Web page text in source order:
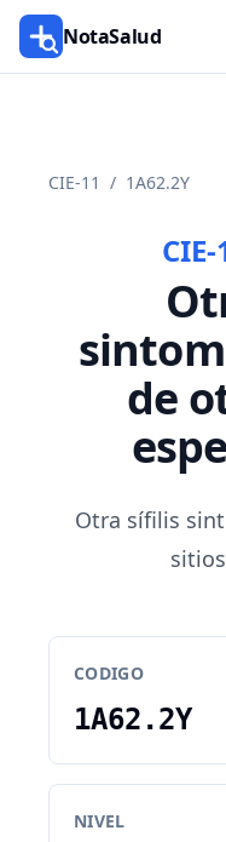
NotaSalud
CIE-11 / 1A62.2Y
de
Otra sífilis
CODIGO
1A62.2Y
NIVEL